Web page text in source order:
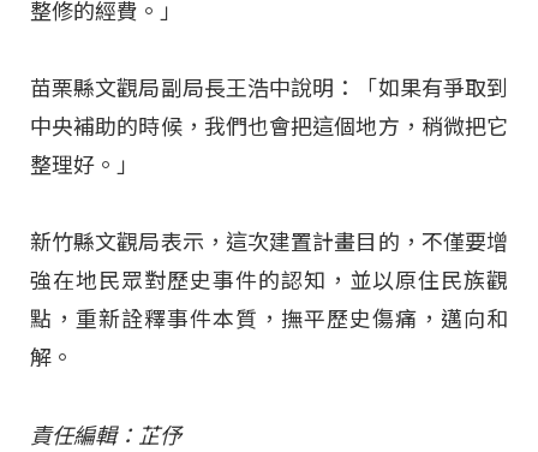
整修的經費。」
苗栗縣文觀局副局長王浩中說明：「如果有爭取到
中央補助的時候，我們也會把這個地方，稍微把它
整理好。」
新竹縣文觀局表示，這次建置計畫目的，不僅要增
強在地民眾對歷史事件的認知，並以原住民族觀
點，重新詮釋事件本質，撫平歷史傷痛，邁向和
解。
責任編輯：芷伃